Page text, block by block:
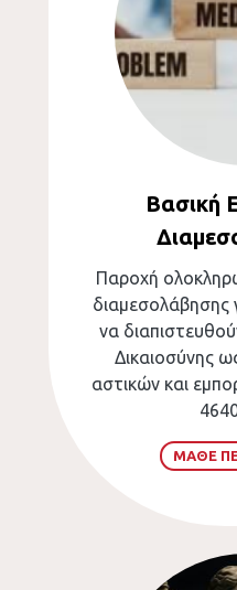
Βασική
Παροχή
διαμεσολάβησης
να
Δικαιοσύνης
αστικών και
ΜΑΘΕ